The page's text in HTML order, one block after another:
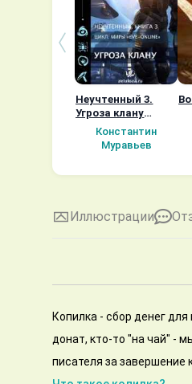
Неучтенный 3.
Угроза клану
(Альтернативное
продолжение)
Константин
Муравьев
Иллюстрации
Копилка - сбор денег
донат, кто-то "на чай" -
писателя за завершение